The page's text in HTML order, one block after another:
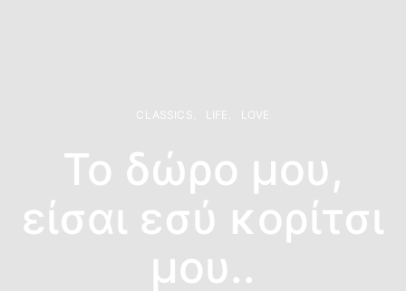
CLASSICS LIFE LOVE
Το δώρο μου,
είσαι εσύ κορίτσι
μου..